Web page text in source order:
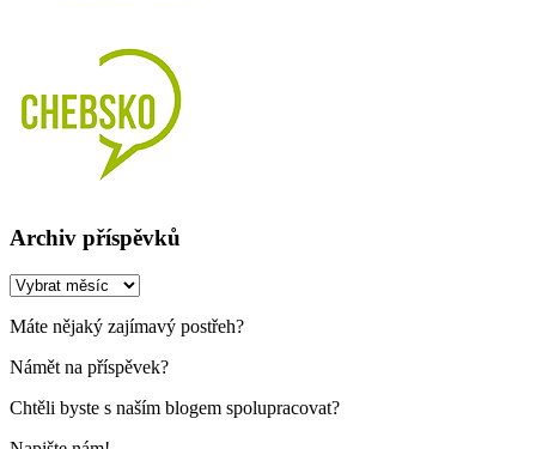
Archiv příspěvků
Archiv
Máte nějaký zajímavý postřeh?
Námět na příspěvek?
Chtěli byste s naším blogem spolupracovat?